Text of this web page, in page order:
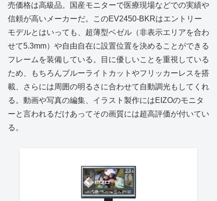
売価格は高級品。国産モニターで医療現場などでの実績や
信頼が高いメーカーだ。このEV2450-BKRはエントリー
モデルとはいっても、超薄型ベゼル（非表示エリアを合わ
せて5.3mm）や自由自在に設置位置を決めることができる
フレームを装備している。目に優しいことを重視している
ため、もちろんブルーライトカットやフリッカーレスを搭
載、さらには周囲の明るさに合わせて自動調光もしてくれ
る。動画や写真の編集、イラスト製作にはEIZOのモニタ
ーと言われるだけあってその画質には超高評価が付いてい
る。